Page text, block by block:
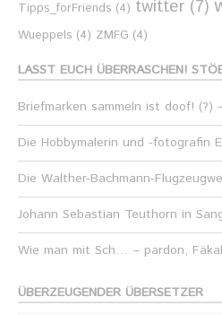
Tipps_forFriends (4) twitter (7)
Wueppels (4) ZMFG (4)
LASST EUCH ÜBERRASCHEN!
Briefmarken sammeln ist doof! (?)
Die Hobbymalerin und -fotografin
Die Walther-Bachmann-
Johann Sebastian Teuthorn in
Wie man mit Sch… – pardon,
ÜBERZEUGENDER ÜBERSETZER